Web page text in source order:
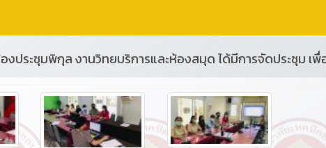
งประชุมพิกุล งานวิทยบริการและห้องสมุด ได้มีการจัดประชุม เ